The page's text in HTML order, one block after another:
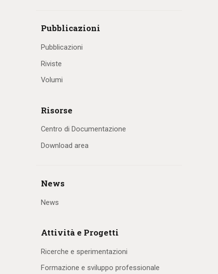
Pubblicazioni
Pubblicazioni
Riviste
Volumi
Risorse
Centro di Documentazione
Download area
News
News
Attività e Progetti
Ricerche e sperimentazioni
Formazione e sviluppo professionale